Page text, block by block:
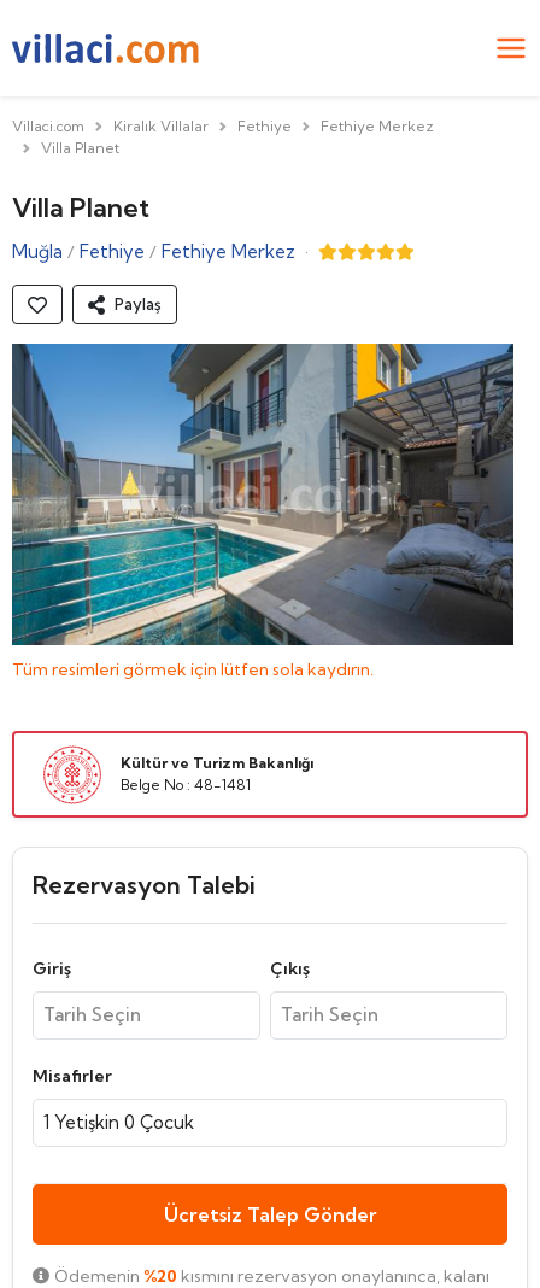
Villaci.com Kiralık Villalar Fethiye
Fethiye Merkez
Villa Planet
Villa Planet
Muğla / Fethiye / Fethiye Merkez ·
Paylaş
Tüm resimleri görmek için lütfen sola kaydırın.
Kültür ve Turizm Bakanlığı
Belge No : 48-1481
Rezervasyon Talebi
Giriş Çıkış
Misafirler
1 Yetişkin 0 Çocuk
Ücretsiz Talep Gönder
Ödemenin %20 kısmını rezervasyon onaylanınca, kalanı